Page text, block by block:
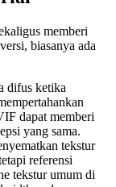
memberi
biasanya ada
difus ketika
dapat memberi
yang sama.
tekstur
referensi
tekstur umum di